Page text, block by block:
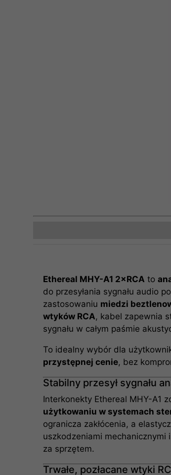
Ethereal MHY-A1 2×RCA to
do przesyłania sygnału audio
zastosowaniu miedzi
wtyków RCA, kabel zapewnia
sygnału w całym paśmie
To idealny wybór dla
przystępnej cenie, bez
Stabilny przesył sygnału
Interkonekty Ethereal MHY-A1
użytkowaniu w systemach
ogranicza zakłócenia, a
uszkodzeniami mechanicznymi
za sprzętem.
Trwałe, pozłacane wtyki